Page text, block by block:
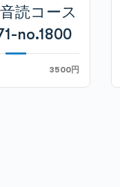
読コース
no.1800
3500円